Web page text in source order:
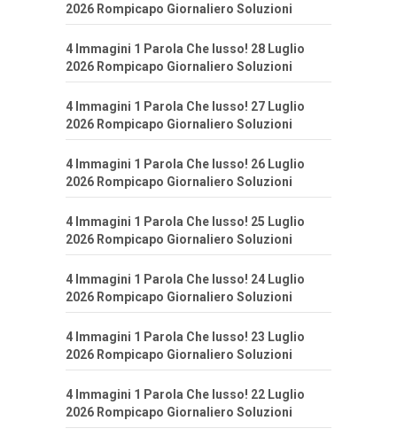
2026 Rompicapo Giornaliero Soluzioni
4 Immagini 1 Parola Che lusso! 28 Luglio
2026 Rompicapo Giornaliero Soluzioni
4 Immagini 1 Parola Che lusso! 27 Luglio
2026 Rompicapo Giornaliero Soluzioni
4 Immagini 1 Parola Che lusso! 26 Luglio
2026 Rompicapo Giornaliero Soluzioni
4 Immagini 1 Parola Che lusso! 25 Luglio
2026 Rompicapo Giornaliero Soluzioni
4 Immagini 1 Parola Che lusso! 24 Luglio
2026 Rompicapo Giornaliero Soluzioni
4 Immagini 1 Parola Che lusso! 23 Luglio
2026 Rompicapo Giornaliero Soluzioni
4 Immagini 1 Parola Che lusso! 22 Luglio
2026 Rompicapo Giornaliero Soluzioni